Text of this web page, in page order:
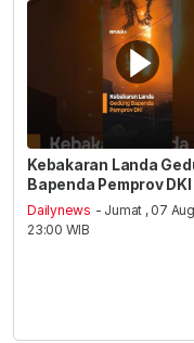
Kebakaran Landa
Bapenda Pemprov DKI
Dailynews - Jumat , 07
23:00 WIB